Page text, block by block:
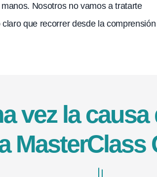
Nosotros no vamos a tratarte
que recorrer desde la
vez la
MasterClass